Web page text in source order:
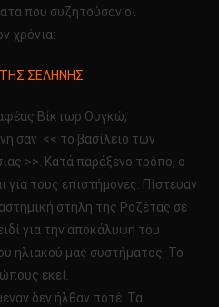
που συζητούσαν οι
χρόνια:
ΣΕΛΗΝΗΣ
Βίκτωρ Ουγκώ,
σαν << το βασίλειο των
>>. Κατά παράξενο τρόπο, ο
για τους επιστήμονες. Πίστευαν
στήλη της Ροζέτας σε
για την αποκάλυψη του
ηλιακού μας συστήματος. Το
εκεί.
δεν ήλθαν ποτέ. Τα